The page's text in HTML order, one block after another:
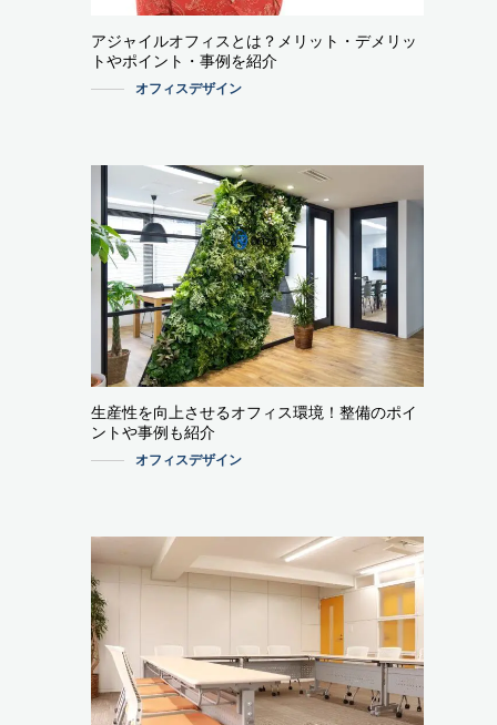
アジャイルオフィスとは？メリット・デメリッ
トやポイント・事例を紹介
オフィスデザイン
生産性を向上させるオフィス環境！整備のポイ
ントや事例も紹介
オフィスデザイン